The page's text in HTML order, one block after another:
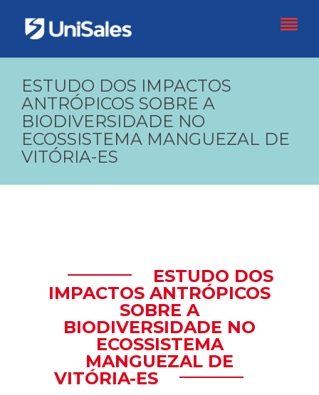
ESTUDO DOS IMPACTOS
ANTRÓPICOS SOBRE A
BIODIVERSIDADE NO
ECOSSISTEMA MANGUEZAL DE
VITÓRIA-ES
ESTUDO DOS
IMPACTOS ANTRÓPICOS
SOBRE A
BIODIVERSIDADE NO
ECOSSISTEMA
MANGUEZAL DE
VITÓRIA-ES